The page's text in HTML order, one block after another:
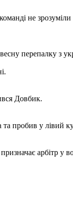
не зрозуміли
перепалку з
Довбик.
пробив у лівий
арбітр у